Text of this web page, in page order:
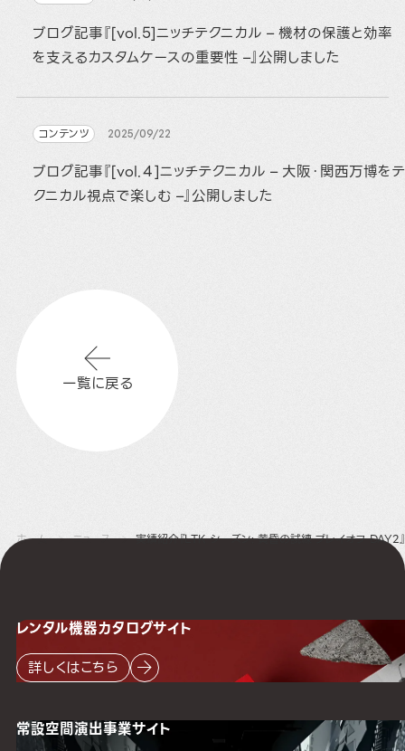
ホーム ニュース 実績紹介『LTK シーズン: 黄昏の試練 プレイオフ DAY2
ブログ記事『[vol.5]ニッチテクニカル – 機材の保護と効率
を支えるカスタムケースの重要性 –』公開しました
コンテンツ 2025/09/22
ブログ記事『[vol.４]ニッチテクニカル – 大阪・関西万博をテ
クニカル視点で楽しむ –』公開しました
一覧に戻る
レンタル機器カタログサイト
詳しくはこちら
常設空間演出事業サイト